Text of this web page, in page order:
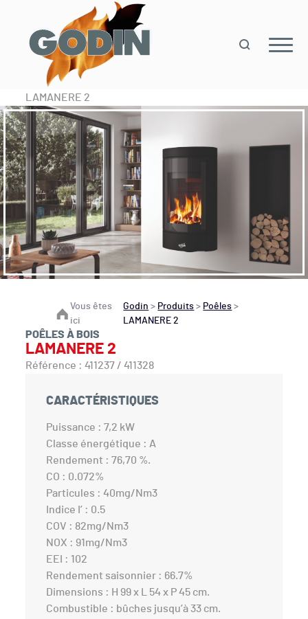
LAMANERE 2
Vous êtes
ici
Godin > Produits > Poêles >
LAMANERE 2
POÊLES À BOIS
LAMANERE 2
Référence : 411237 / 411328
CARACTÉRISTIQUES
Puissance : 7,2 kW
Classe énergétique : A
Rendement : 76,70 %.
CO : 0.072%
Particules : 40mg/Nm3
Indice I’ : 0.5
COV : 82mg/Nm3
NOX : 91mg/Nm3
EEI : 102
Rendement saisonnier : 66.7%
Dimensions : H 99 x L 54 x P 45 cm.
Combustible : bûches jusqu’à 33 cm.